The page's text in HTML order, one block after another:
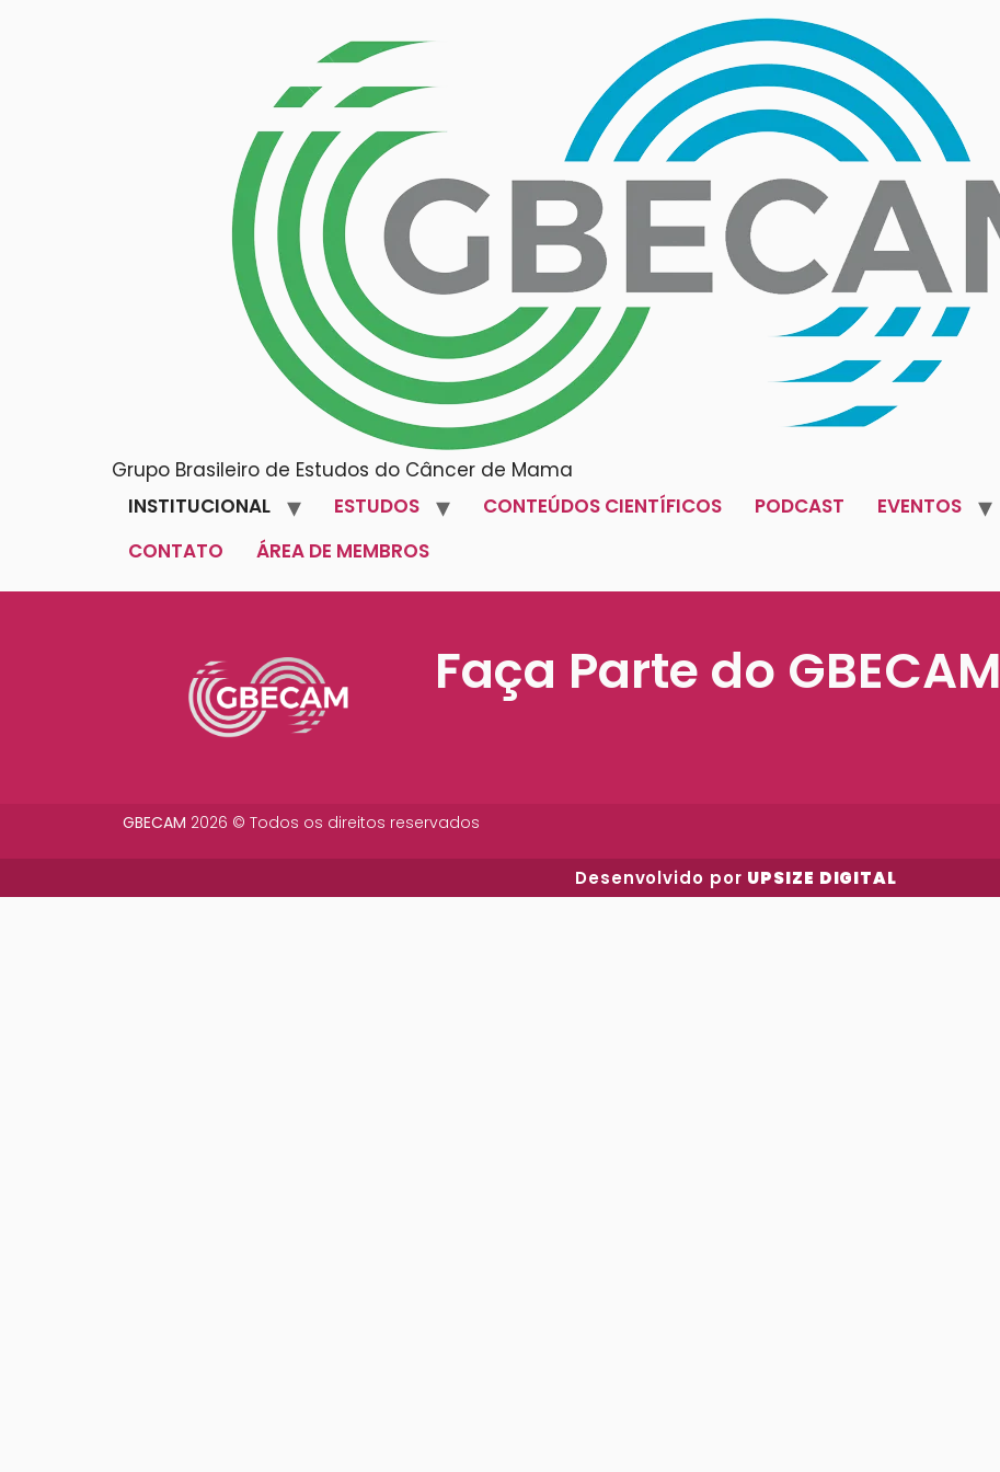
Grupo Brasileiro de Estudos do Câncer de Mama
INSTITUCIONAL
ESTUDOS CONTEÚDOS CIENTÍFICOS PODCAST EVENTOS
CONTATO
ÁREA DE MEMBROS
Faça Parte do GBECAM
GBECAM 2026 © Todos os direitos reservados
Desenvolvido por UPSIZE DIGITAL